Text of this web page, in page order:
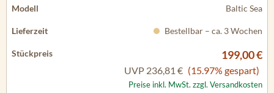
Baltic Sea
Bestellbar – ca. 3 Wochen
199,00 €
UVP 236,81 € (15.97% gespart)
Preise inkl. MwSt. zzgl. Versandkosten